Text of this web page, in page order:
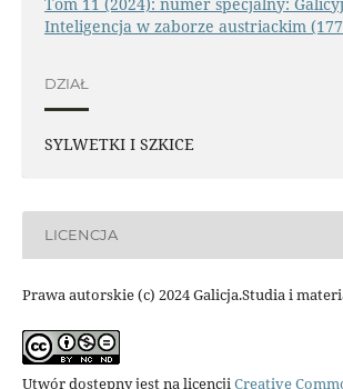
Inteligencja w zaborze austriackim
DZIAŁ
SYLWETKI I SZKICE
LICENCJA
Prawa autorskie (c) 2024 Galicja.Studia i
Utwór dostępny jest na licencjiCreative